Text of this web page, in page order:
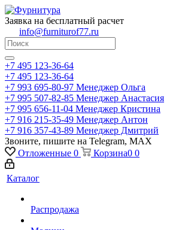
Заявка на бесплатный расчет
info@furniturof77.ru
+7 495 123-36-64
+7 495 123-36-64
+7 993 695-80-97 Менеджер Ольга
+7 995 507-82-85 Менеджер Анастасия
+7 995 656-11-04 Менеджер Кристина
+7 916 215-35-49 Менеджер Антон
+7 916 357-43-89 Менеджер Дмитрий
Звоните, пишите на Telegram, MAX
Отложенные 0 Корзина0 0
Каталог
Распродажа